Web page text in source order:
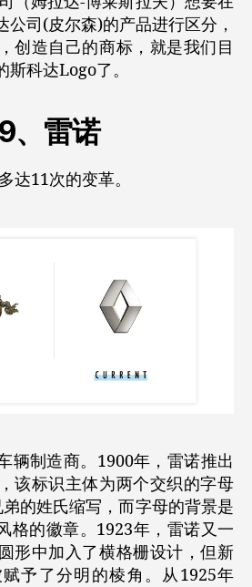
公司(皮尔森)的产品进行区分，
创造自己的商标，就是我们目
科达Logo了。
9、雷诺
达11次的变革。
辆制造商。1900年，雷诺推出
该标识主体为两个交织的字母
的姓氏缩写，而字母的背景是
格的徽章。1923年，雷诺又一
形中加入了横格栅设计，但新
予了分明的棱角。从1925年